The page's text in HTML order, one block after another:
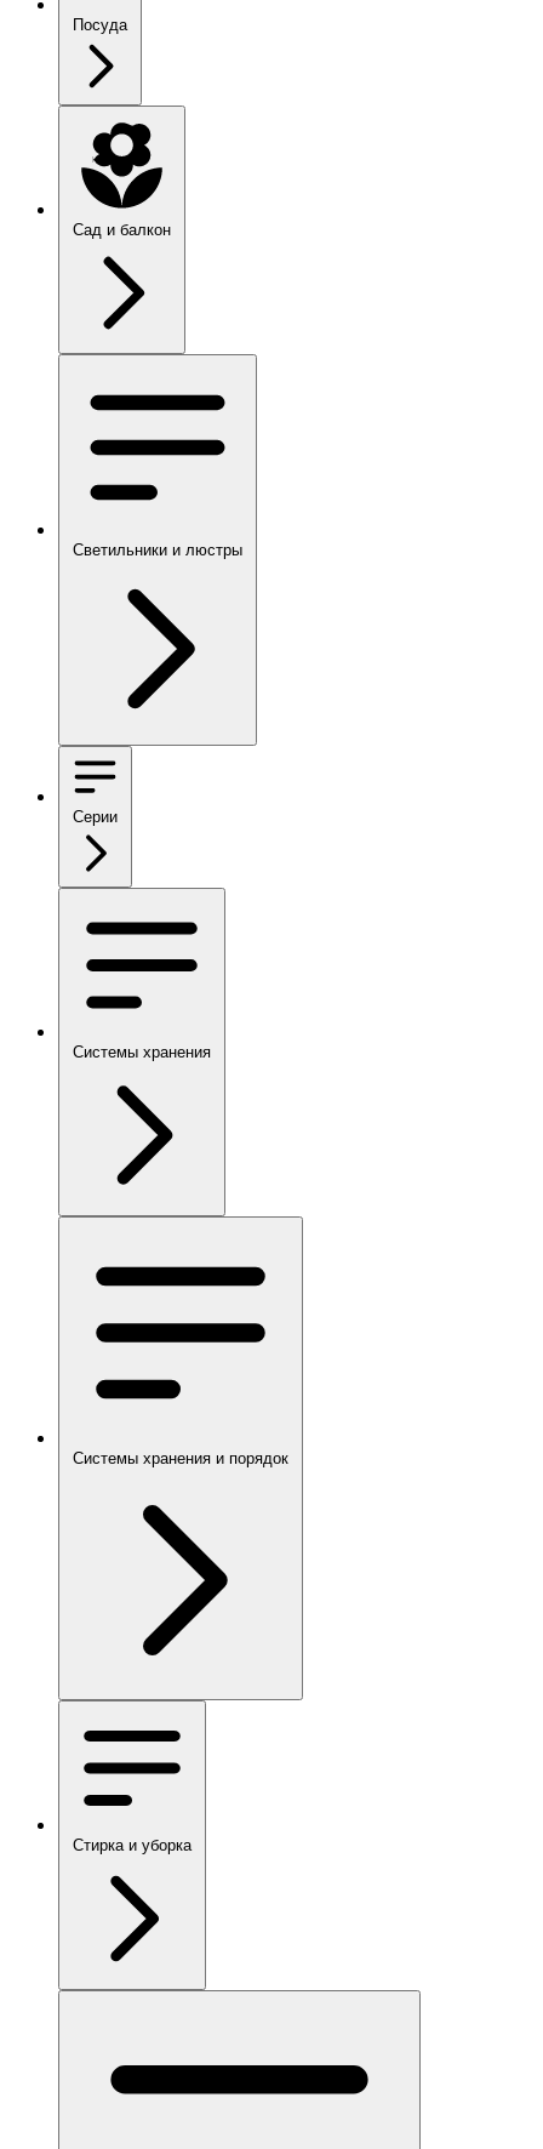
Посуда
Сад и балкон
Светильники и люстры
Серии
Системы хранения
Системы хранения и порядок
Стирка и уборка